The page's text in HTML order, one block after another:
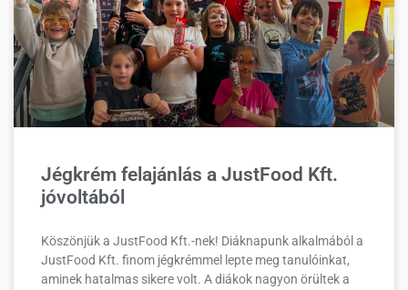
Jégkrém felajánlás a JustFood Kft.
jóvoltából
Köszönjük a JustFood Kft.-nek! Diáknapunk alkalmából a
JustFood Kft. finom jégkrémmel lepte meg tanulóinkat,
aminek hatalmas sikere volt. A diákok nagyon örültek a